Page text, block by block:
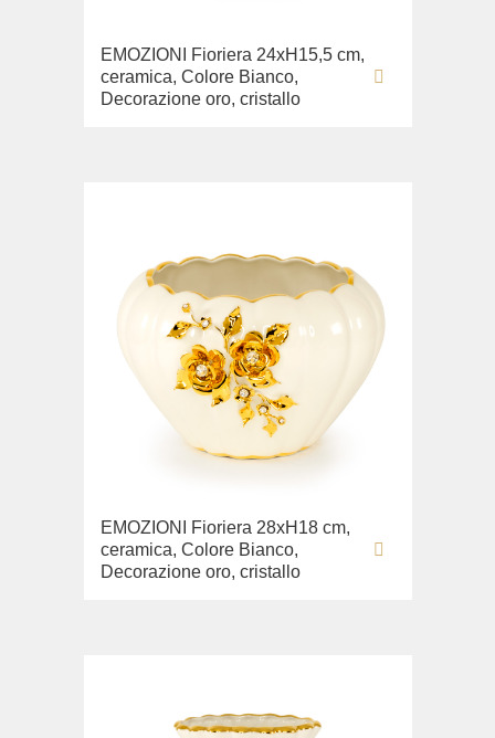
EMOZIONI Fioriera 24хН15,5 cm,
ceramica, Colore Bianco,
Decorazione oro, cristallo
EMOZIONI Fioriera 28хН18 cm,
ceramica, Colore Bianco,
Decorazione oro, cristallo